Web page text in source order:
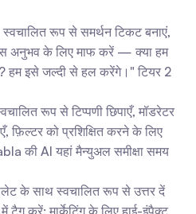
स्वचालित रूप से समर्थन टिकट बनाएं,
अनुभव के लिए माफ करें — क्या हम
हम इसे जल्दी से हल करेंगे।" टियर 2
रूप से टिप्पणी छिपाएँ, मॉडरेटर
फ़िल्टर को प्रशिक्षित करने के लिए
की AI यहां मैन्युअल समीक्षा समय
के साथ स्वचालित रूप से उत्तर दें
टैग करें; मार्केटिंग के लिए हाई-इंपैक्ट